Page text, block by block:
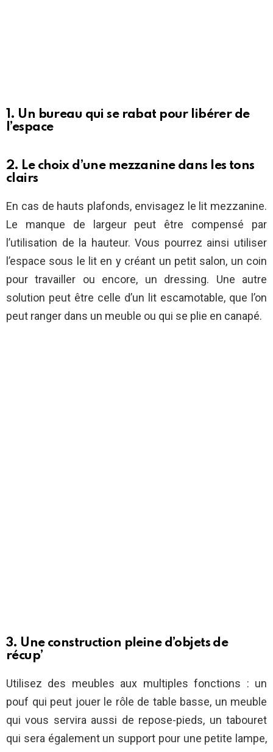
1. Un bureau qui se rabat pour libérer de
l’espace
2. Le choix d’une mezzanine dans les tons
clairs
En cas de hauts plafonds, envisagez le lit mezzanine.
Le manque de largeur peut être compensé par
l’utilisation de la hauteur. Vous pourrez ainsi utiliser
l’espace sous le lit en y créant un petit salon, un coin
pour travailler ou encore, un dressing. Une autre
solution peut être celle d’un lit escamotable, que l’on
peut ranger dans un meuble ou qui se plie en canapé.
3. Une construction pleine d’objets de
récup’
Utilisez des meubles aux multiples fonctions : un
pouf qui peut jouer le rôle de table basse, un meuble
qui vous servira aussi de repose-pieds, un tabouret
qui sera également un support pour une petite lampe,